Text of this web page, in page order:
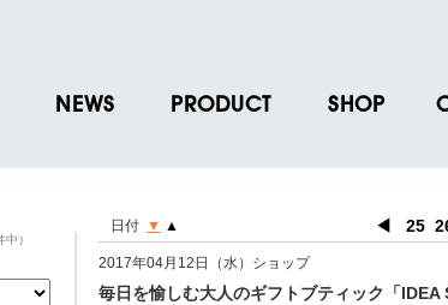
NEWS PRODUCT
ノベルティグッズ
お取引先様 会員認証
SHOP
BRUNO POINT リ
）
日付 ▼ ▲ ◀ 25
2017年04月12日（水）ショップ
毎日を愉しむ大人のギフトブティック「IDEA